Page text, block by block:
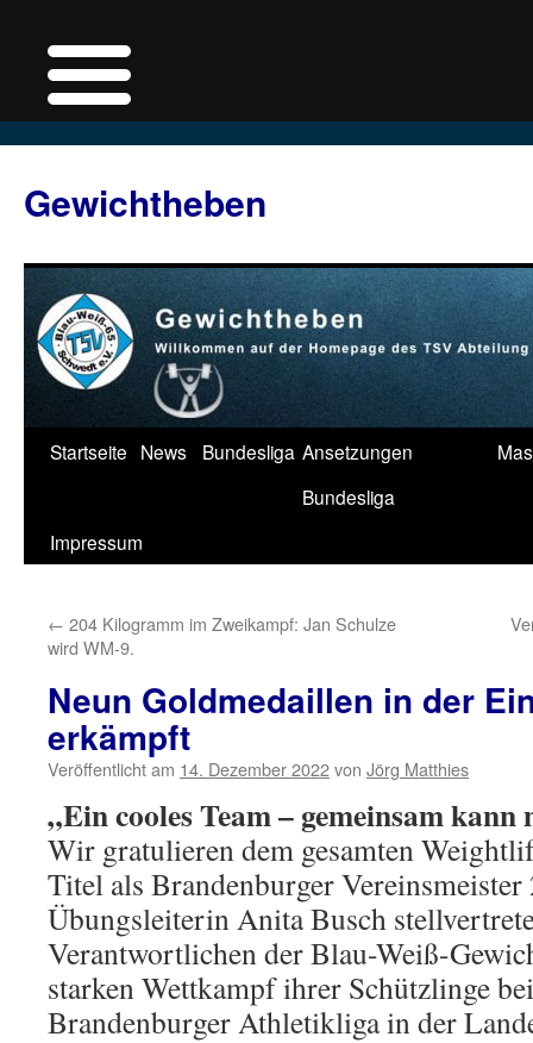
springen
Gewichtheben
Startseite News Bundesliga Ansetzungen
Bundesliga
Impressum
← 204 Kilogramm im Zweikampf: Jan Schulze
wird WM-9.
Neun Goldmedaillen in der
erkämpft
Veröffentlicht am 14. Dezember 2022von Jörg Matthies
„Ein cooles Team – gemeinsam
Wir gratulieren dem gesamten
Titel als Brandenburger
Übungsleiterin Anita Busch
Verantwortlichen der Blau-Weiß-
starken Wettkampf ihrer Schützlinge
Brandenburger Athletikliga in der